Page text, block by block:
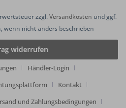
zzgl.Versandkosten und ggf.
wenn nicht anders beschrieben
widerrufen
Händler-Login
Kontakt
und Zahlungsbedingungen